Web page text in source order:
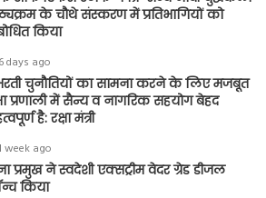
के चौथे संस्करण में प्रतिभागियों को
किया
6 days ago
चुनौतियों का सामना करने के लिए मजबूत
प्रणाली में सैन्य व नागरिक सहयोग बेहद
है: रक्षा मंत्री
week ago
प्रमुख ने स्वदेशी एक्सट्रीम वेदर ग्रेड डीजल
किया